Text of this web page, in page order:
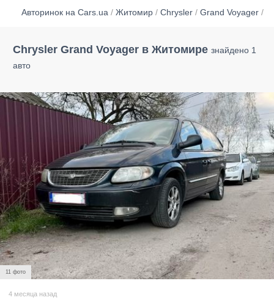
Авторинок на Cars.ua / Житомир / Chrysler / Grand Voyager /
Chrysler Grand Voyager в Житомире знайдено 1
авто
11 фото
4 месяца назад